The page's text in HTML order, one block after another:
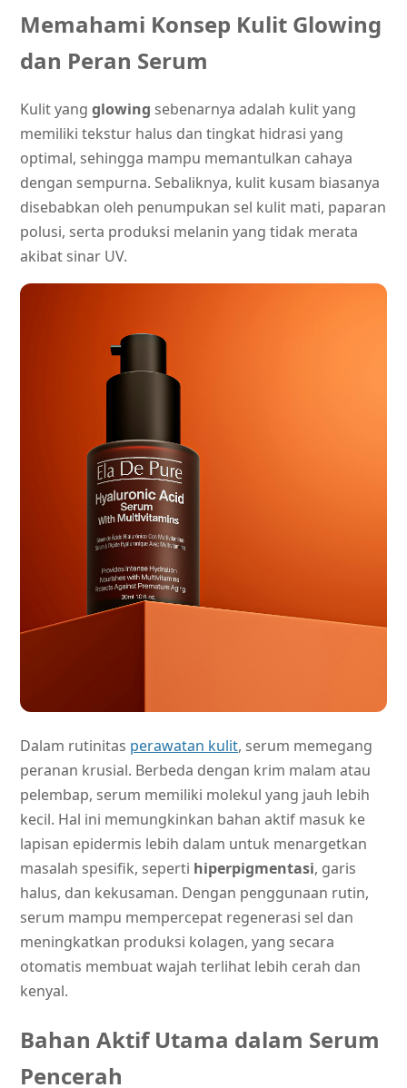
Memahami Konsep Kulit Glowing
dan Peran Serum
Kulit yang glowing sebenarnya adalah kulit yang
memiliki tekstur halus dan tingkat hidrasi yang
optimal, sehingga mampu memantulkan cahaya
dengan sempurna. Sebaliknya, kulit kusam biasanya
disebabkan oleh penumpukan sel kulit mati, paparan
polusi, serta produksi melanin yang tidak merata
akibat sinar UV.
Dalam rutinitas perawatan kulit, serum memegang
peranan krusial. Berbeda dengan krim malam atau
pelembap, serum memiliki molekul yang jauh lebih
kecil. Hal ini memungkinkan bahan aktif masuk ke
lapisan epidermis lebih dalam untuk menargetkan
masalah spesifik, seperti hiperpigmentasi, garis
halus, dan kekusaman. Dengan penggunaan rutin,
serum mampu mempercepat regenerasi sel dan
meningkatkan produksi kolagen, yang secara
otomatis membuat wajah terlihat lebih cerah dan
kenyal.
Bahan Aktif Utama dalam Serum
Pencerah